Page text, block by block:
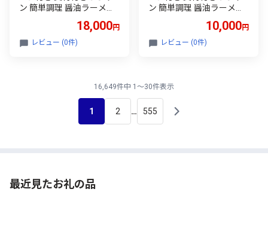
ン 簡単調理 醤油ラーメン
18,000円
レビュー (0件)
ン 簡単調理 醤油ラーメン
10,000円
レビュー (0件)
16,649件中 1～30件表示
1 2 … 555
最近見たお礼の品